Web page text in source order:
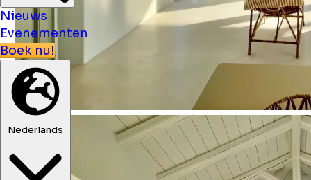
Nieuws
Evenementen
Boek nu!
Nederlands